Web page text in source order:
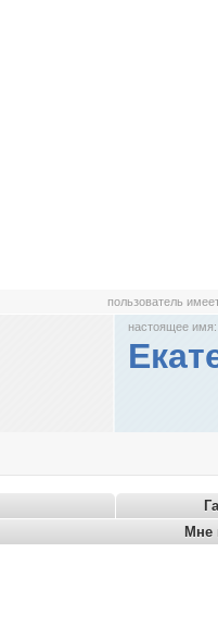
пользователь
настоящее имя:
Мне